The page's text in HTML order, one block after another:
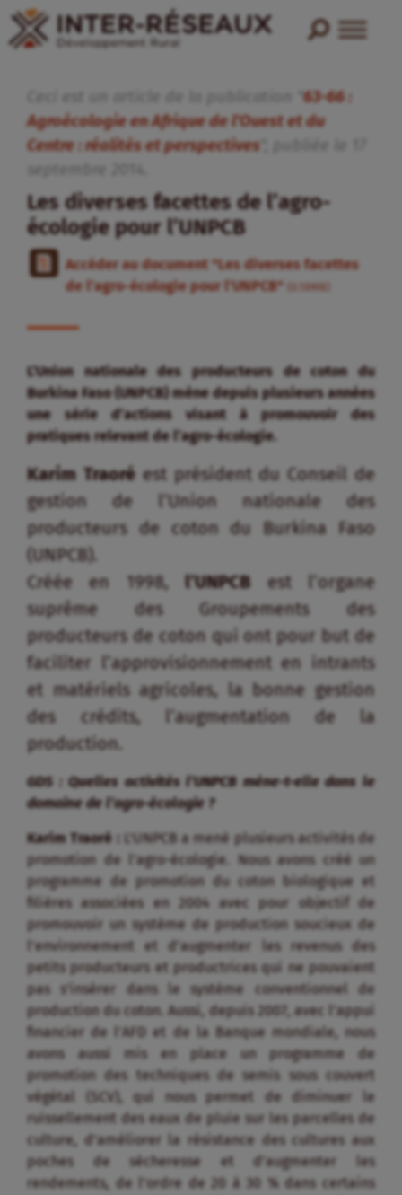
63-66 :
Agroécologie en Afrique de l’Ouest et du
Centre : réalités et perspectives
Les diverses facettes de l’agro-
écologie pour l’UNPCB
Accéder au document "Les diverses facettes
de l’agro-écologie pour l’UNPCB"
(0.18MB)
L’Union nationale des producteurs de coton du
Burkina Faso (UNPCB) mène depuis plusieurs années
une série d’actions visant à promouvoir des
pratiques relevant de l’agro-écologie.
Karim Traoréest président du Conseil de
gestion de l’Union nationale des
producteurs de coton du Burkina Faso
(UNPCB).
Créée en 1998, l’UNPCBest l’organe
suprême des Groupements des
producteurs de coton qui ont pour but de
faciliter l’approvisionnement en intrants
et matériels agricoles, la bonne gestion
des crédits, l’augmentation de la
production.
GDS : Quelles activités l’UNPCB mène-t-elle dans le
domaine de l’agro-écologie ?
Karim Traoré :
L’UNPCB a mené plusieurs activités de
promotion de l’agro-écologie. Nous avons créé un
programme de promotion du coton biologique et
filières associées en 2004 avec pour objectif de
promouvoir un système de production soucieux de
l’environnement et d’augmenter les revenus des
petits producteurs et productrices qui ne pouvaient
pas s’insérer dans le système conventionnel de
production du coton. Aussi, depuis 2007, avec l’appui
financier de l’AFD et de la Banque mondiale, nous
avons aussi mis en place un programme de
promotion des techniques de semis sous couvert
végétal (SCV), qui nous permet de diminuer le
ruissellement des eaux de pluie sur les parcelles de
culture, d’améliorer la résistance des cultures aux
poches de sécheresse et d’augmenter les
rendements, de l’ordre de 20 à 30 % dans certains